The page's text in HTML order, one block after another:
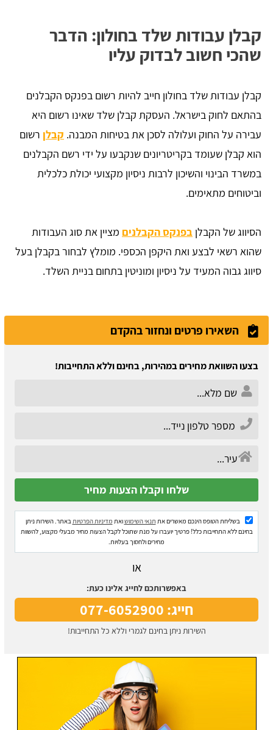
קבלן עבודות שלד בחולון: הדבר
שהכי חשוב לבדוק עליו
קבלן עבודות שלד בחולון חייב להיות רשום בפנקס הקבלנים
בהתאם לחוק בישראל. העסקת קבלן שלד שאינו רשום היא
עבירה על החוק ועלולה לסכן את בטיחות המבנה. קבלן רשום
הוא קבלן שעומד בקריטריונים שנקבעו על ידי רשם הקבלנים
במשרד הבינוי והשיכון לרבות ניסיון מקצועי יכולת כלכלית
וביטוחים מתאימים.
הסיווג של הקבלן בפנקס הקבלנים מציין את סוג העבודות
שהוא רשאי לבצע ואת היקפן הכספי. מומלץ לבחור בקבלן בעל
סיווג גבוה המעיד על ניסיון ומוניטין בתחום בניית השלד.
השאירו פרטים ונחזור בהקדם
בצעו השוואת מחירים במהירות, בחינם וללא התחייבות!
בשליחת הטופס הינכם מאשרים את תנאי השימושואת מדיניות הפרטיות באתר. השירות ניתן
בחינם ללא התחייבות כלל! פרטיך יועברו על מנת שתוכל לקבל הצעות מחיר מבעלי מקצוע, להשוות
מחירים ולחסוך בעלויות.
או
באפשרותכם לחייג אלינו כעת:
חייג: 077-6052900
השירות ניתן בחינם לגמרי וללא כל התחייבות!